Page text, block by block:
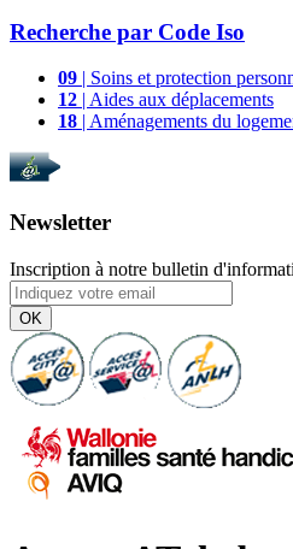
Recherche par Code Iso
09 | Soins et protection
12 | Aides aux déplacements
18 | Aménagements du
Newsletter
Inscription à notre bulletin
OK